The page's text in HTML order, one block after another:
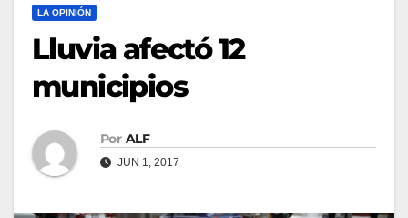
LA OPINIÓN
Lluvia afectó 12
municipios
Por ALF
JUN 1, 2017